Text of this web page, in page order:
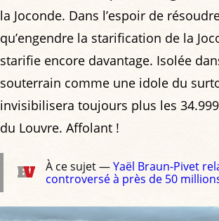
la Joconde. Dans l’espoir de
qu’engendre la starification de la
starifie encore davantage. Isolée
souterrain comme une idole du
invisibilisera toujours plus les
du Louvre. Affolant !
À ce sujet —Yaël Braun-Pivet
controversé à près de 50